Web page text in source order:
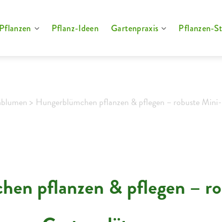
Pflanzen Pflanz-Ideen Gartenpraxis Pflanzen-
> Hungerblümchen pflanzen & pflegen – robuste
pflanzen & pflegen –